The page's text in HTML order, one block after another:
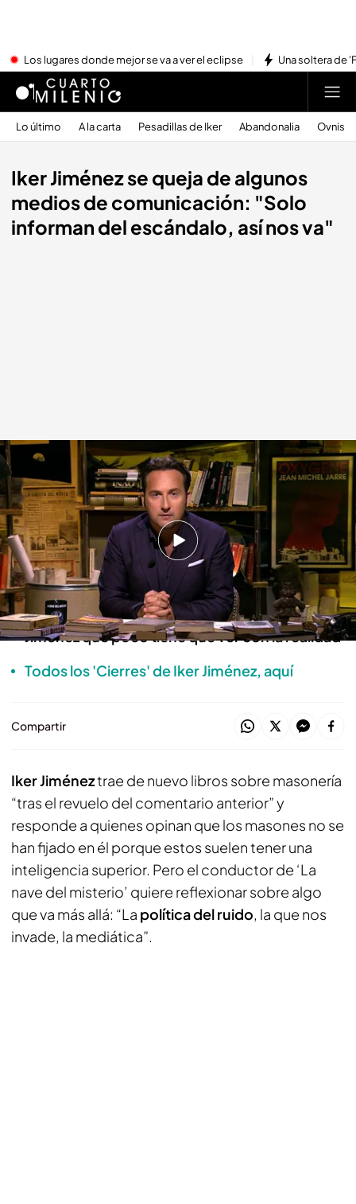
Los lugares donde mejor se va a ver el eclipse Una soltera de
Lo último A la carta Pesadillas de Iker Abandonalia Ovnis
Iker Jiménez se queja de algunos
medios de comunicación: "Solo
informan del escándalo, así nos va"
El cierre de Iker Jiménez: sobre el congreso de médicos al que acudió.
Cuarto Milenio
26 JUN 2023 - 00:15h.
La denuncia de Iker Jiménez: por qué los
medios publican lo escandaloso y no lo bueno
Un medio se hace eco de una noticia de Iker
Jiménez que poco tiene que ver con la realidad
Todos los 'Cierres' de Iker Jiménez, aquí
Compartir
Iker Jiméneztrae de nuevo libros sobre masonería
“tras el revuelo del comentario anterior” y
responde a quienes opinan que los masones no se
han fijado en él porque estos suelen tener una
inteligencia superior. Pero el conductor de ‘La
nave del misterio’ quiere reflexionar sobre algo
que va más allá: “La política del ruido, la que nos
invade, la mediática”.